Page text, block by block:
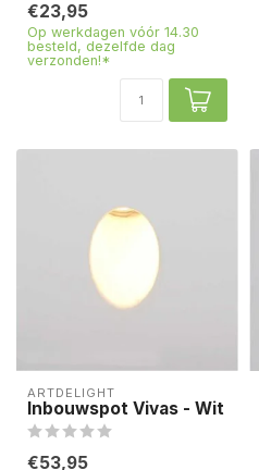
€23,95
Op werkdagen vóór 14.30
besteld, dezelfde dag
verzonden!*
ARTDELIGHT
Inbouwspot Vivas - Wit
€53,95